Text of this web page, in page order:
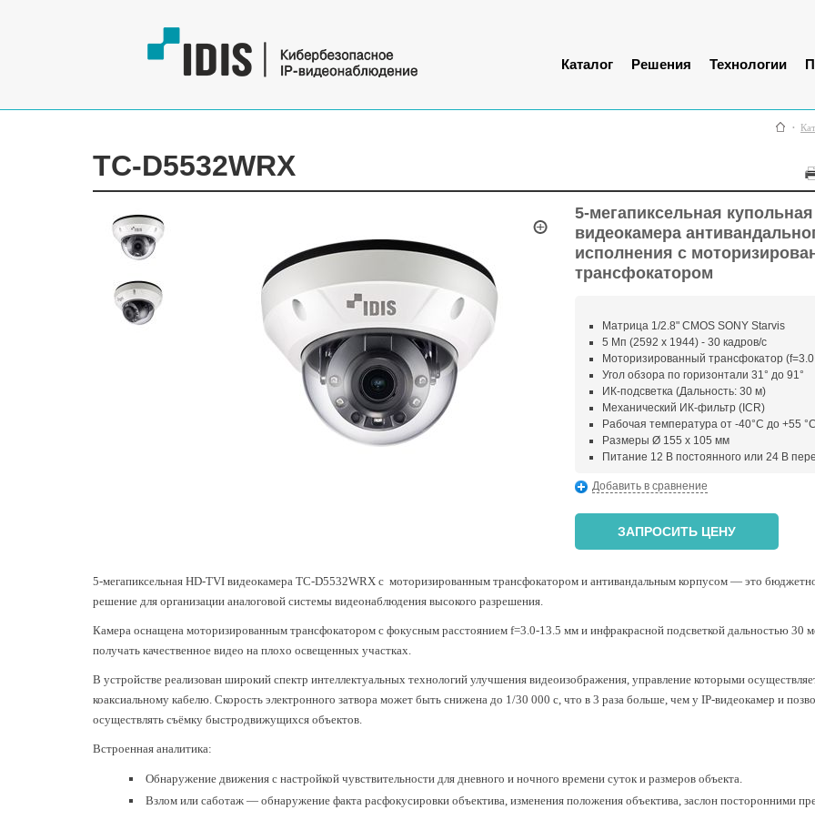
Каталог Решения Технологии
TC-D5532WRX
5-мегапиксельная
видеокамера
исполнения c
трансфокатором
Матрица 1/2.8" CMOS SONY Starvis
5 Мп (2592 x 1944) - 30 кадров/с
Моторизированный трансфокатор
Угол обзора по горизонтали 31° до 91°
ИК-подсветка (Дальность: 30 м)
Механический ИК-фильтр (ICR)
Рабочая температура от -40°С до +55 °C
Размеры Ø 155 x 105 мм
Питание 12 В постоянного или 24 В
Добавить в сравнение
ЗАПРОСИТЬ ЦЕНУ
5-мегапиксельная HD-TVI видеокамера TC-D5532WRX с моторизированным трансфокатором и антивандальным корпусом — это
решение для организации аналоговой системы видеонаблюдения высокого разрешения.
Камера оснащена моторизированным трансфокатором с фокусным расстоянием f=3.0-13.5 мм и инфракрасной подсветкой дальностью 30
получать качественное видео на плохо освещенных участках.
В устройстве реализован широкий спектр интеллектуальных технологий улучшения видеоизображения, управление которыми
коаксиальному кабелю. Скорость электронного затвора может быть снижена до 1/30 000 c, что в 3 раза больше, чем у IP-видеокамер и
осуществлять съёмку быстродвижущихся объектов.
Встроенная аналитика:
Обнаружение движения с настройкой чувствительности для дневного и ночного времени суток и размеров объекта.
Взлом или саботаж — обнаружение факта расфокусировки объектива, изменения положения объектива, заслон посторонними